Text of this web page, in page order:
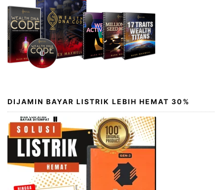
DIJAMIN BAYAR LISTRIK LEBIH HEMAT 30%